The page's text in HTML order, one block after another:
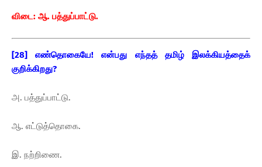
விடை: ஆ. பத்துப்பாட்டு.
[28] எண்தொகையே! என்பது எந்தத் தமிழ் இலக்கியத்தைக்
குறிக்கிறது?
அ. பத்துப்பாட்டு.
ஆ. எட்டுத்தொகை.
இ. நற்றிணை.